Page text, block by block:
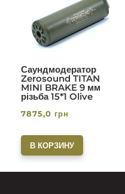
Саундмодератор
Zerosound TITAN
MINI BRAKE 9 мм
різьба 15*1 Olive
7875,0 грн
В КОРЗИНУ